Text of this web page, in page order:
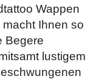
Wappen
Ihnen so
Begere
lustigem